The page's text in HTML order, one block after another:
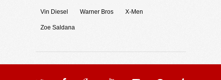
Vin Diesel Warner Bros X-Men
Zoe Saldana